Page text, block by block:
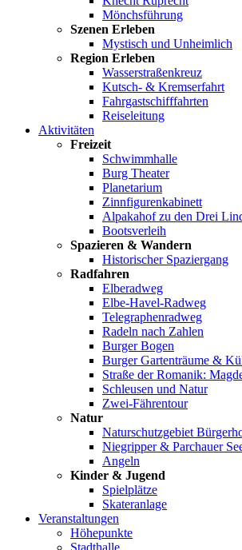
Mönchsführung
Szenen Erleben
Mystisch und Unheimlich
Region Erleben
Wasserstraßenkreuz
Kutsch- & Kremserfahrt
Fahrgastschifffahrten
Reiseleitung
Aktivitäten
Freizeit
Schwimmhalle
Burg Theater
Planetarium
Zinnfigurenkabinett
Alpakahof zu den Drei
Bootsverleih
Spazieren & Wandern
Historischer Spaziergang
Radfahren
Elberadweg
Elbe-Havel-Radweg
Telegraphenradweg
Radeln nach Zahlen
Burger Bogen
Burger Gartenträume &
Straße der Romanik:
Schleusen und Natur
Zwei-Fährentour
Natur
Naturschutzgebiet
Niegripper & Parchauer
Angeln
Kinder & Jugend
Spielplätze
Skateranlage
Veranstaltungen
Höhepunkte
Stadthalle